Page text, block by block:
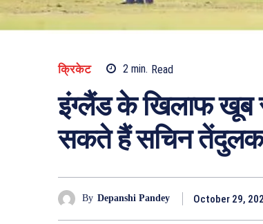
क्रिकेट 2min. Read
इंग्लैंड के खिलाफ खूब
सकते हैं सचिन
By Depanshi Pandey October 29,